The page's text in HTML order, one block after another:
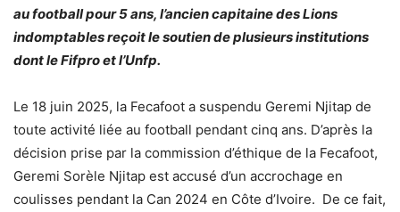
au football pour 5 ans, l’ancien capitaine des Lions
indomptables reçoit le soutien de plusieurs institutions
dont le Fifpro et l’Unfp.
Le 18 juin 2025, la Fecafoot a suspendu Geremi Njitap de
toute activité liée au football pendant cinq ans. D’après la
décision prise par la commission d’éthique de la Fecafoot,
Geremi Sorèle Njitap est accusé d’un accrochage en
coulisses pendant la Can 2024 en Côte d’Ivoire. De ce fait,